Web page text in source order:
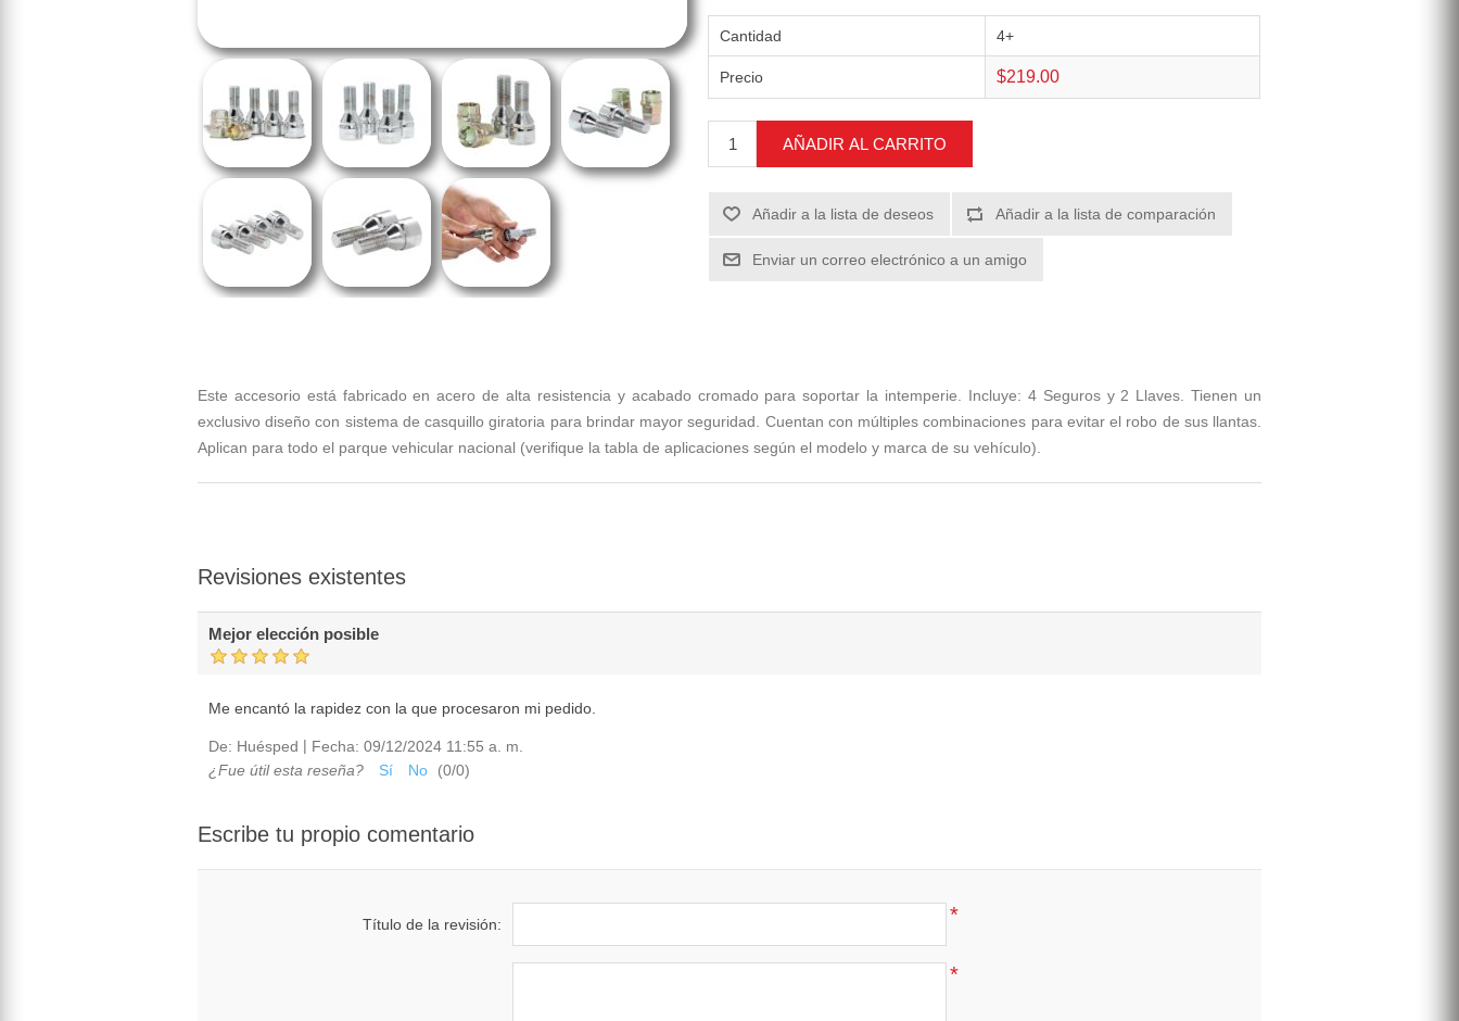
Cantidad 4+
Precio $219.00
AÑADIR AL CARRITO
Añadir a la lista de deseos Añadir a la lista de comparación
Enviar un correo electrónico a un amigo
Este accesorio está fabricado en acero de alta resistencia y acabado cromado para soportar la intemperie. Incluye: 4 Seguros y 2 Llaves. Tienen un
exclusivo diseño con sistema de casquillo giratoria para brindar mayor seguridad. Cuentan con múltiples combinaciones para evitar el robo de sus llantas.
Aplican para todo el parque vehicular nacional (verifique la tabla de aplicaciones según el modelo y marca de su vehículo).
Revisiones existentes
Mejor elección posible
Me encantó la rapidez con la que procesaron mi pedido.
De: Huésped | Fecha: 09/12/2024 11:55 a. m.
¿Fue útil esta reseña?
Sí No (0/0)
Escribe tu propio comentario
Título de la revisión: *
*